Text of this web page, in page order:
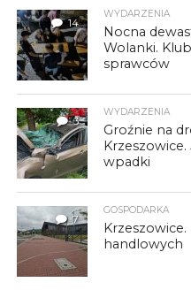
14
WYDARZENIA
Nocna
Wolanki.
sprawców
3
WYDARZENIA
Groźnie na
wpadki
7
GOSPODARKA
handlowych